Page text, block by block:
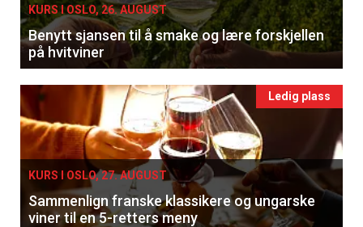
KURS I OSLO, 26. AUGUST
Benytt sjansen til å smake og lære forskjellen
på hvitviner
Ledig plass
KURS I OSLO, 27. AUGUST
Sammenlign franske klassikere og ungarske
viner til en 5-retters meny